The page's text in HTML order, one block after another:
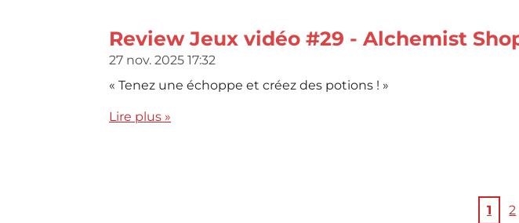
Review Jeux vidéo #29 - Alchemist
27 nov. 2025 17:32
« Tenez une échoppe et créez des potions ! »
Lire plus »
1 2